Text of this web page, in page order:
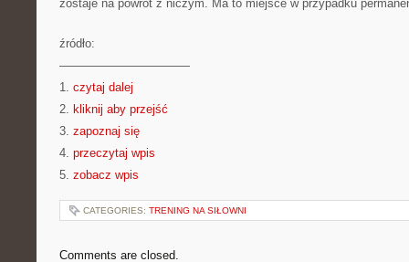
zostaje na powrót z niczym. Ma to miejsce w przypadku
źródło:
———————————
1. czytaj dalej
2. kliknij aby przejść
3. zapoznaj się
4. przeczytaj wpis
5. zobacz wpis
CATEGORIES: TRENING NA SIŁOWNI
Comments are closed.